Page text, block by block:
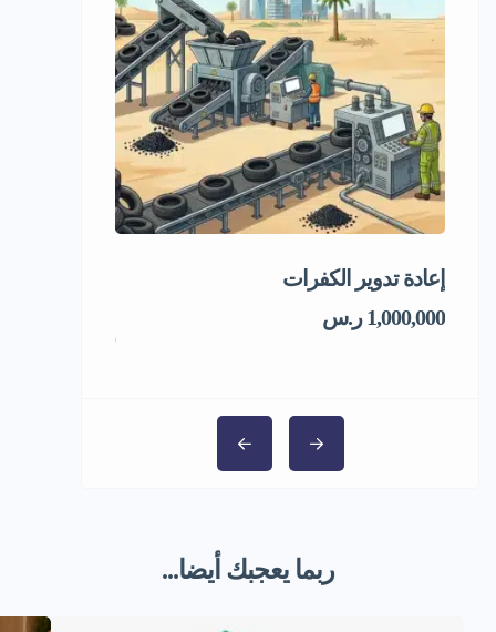
إعادة تدوير الكفرات
1,000,000 ر.س
ربما يعجبك أيضا...